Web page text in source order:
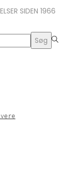
SIDEN 1966
Søg